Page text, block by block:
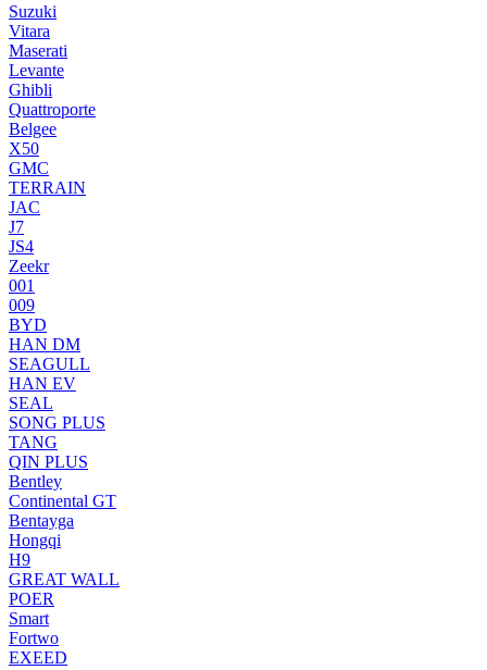
Suzuki
Vitara
Maserati
Levante
Ghibli
Quattroporte
Belgee
X50
GMC
TERRAIN
JAC
J7
JS4
Zeekr
001
009
BYD
HAN DM
SEAGULL
HAN EV
SEAL
SONG PLUS
TANG
QIN PLUS
Bentley
Continental GT
Bentayga
Hongqi
H9
GREAT WALL
POER
Smart
Fortwo
EXEED